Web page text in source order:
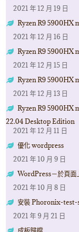
2021 年 12 月 19 日
Ryzen R9 5900HX
2021 年 12 月 16 日
Ryzen R9 5900HX
2021 年 12 月 15 日
Ryzen R9 5900HX
2021 年 12 月 13 日
Ryzen R9 5900HX
22.04 Desktop Edition
2021 年 12 月 11 日
優化 wordpress
2021 年 10 月 9 日
WordPress－於頁面
2021 年 10 月 8 日
安裝 Phoronix-test-
2021 年 9 月 21 日